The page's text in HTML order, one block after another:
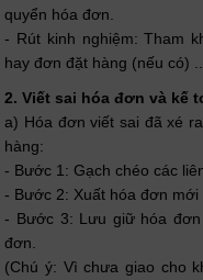
quyển hóa đơn.
- Rút kinh nghiệm: Tham
hay đơn đặt hàng (nếu có)
2. Viết sai hóa đơn và kế
a) Hóa đơn viết sai đã xé
hàng:
- Bước 1: Gạch chéo các
- Bước 2: Xuất hóa đơn mới
- Bước 3: Lưu giữ hóa
đơn.
(Chú ý: Vì chưa giao cho